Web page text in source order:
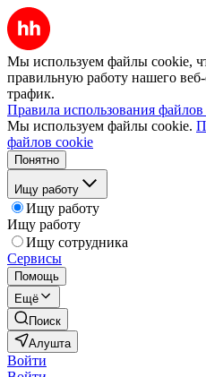
Мы используем файлы cookie,
правильную работу нашего веб-
трафик.
Правила использования
Мы используем файлы cookie.
файлов cookie
Понятно
Ищу работу
Ищу работу
Ищу работу
Ищу сотрудника
Сервисы
Помощь
Ещё
Поиск
Алушта
Войти